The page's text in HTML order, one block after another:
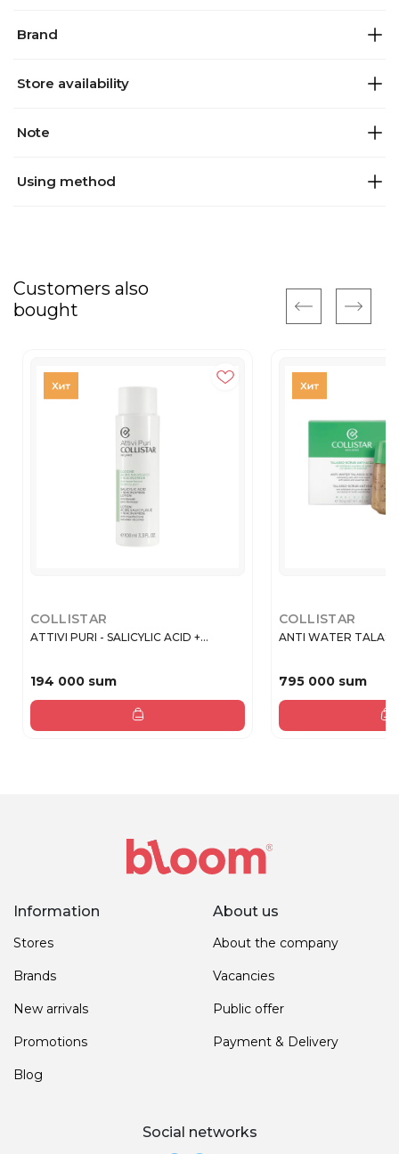
Brand
Store availability
Note
Using method
Customers also
bought
COLLISTAR
ATTIVI PURI - SALICYLIC ACID +...
194 000 sum
COLLISTAR
ANTI WATER
795 000 sum
Information
Stores
Brands
New arrivals
Promotions
Blog
About us
About the company
Vacancies
Public offer
Payment & Delivery
Social networks